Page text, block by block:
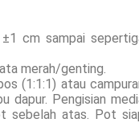
cm sampai
merah/genting.
(1:1:1) atau
dapur. Pengisian
sebelah atas. Pot